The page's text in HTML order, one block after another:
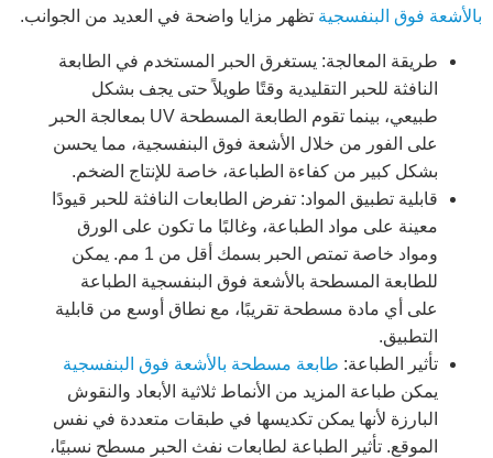
بالأشعة فوق البنفسجية تظهر مزايا واضحة في العديد من الجوانب.
طريقة المعالجة: يستغرق الحبر المستخدم في الطابعة
النافثة للحبر التقليدية وقتًا طويلاً حتى يجف بشكل
طبيعي، بينما تقوم الطابعة المسطحة UV بمعالجة الحبر
على الفور من خلال الأشعة فوق البنفسجية، مما يحسن
بشكل كبير من كفاءة الطباعة، خاصة للإنتاج الضخم.
قابلية تطبيق المواد: تفرض الطابعات النافثة للحبر قيودًا
معينة على مواد الطباعة، وغالبًا ما تكون على الورق
ومواد خاصة تمتص الحبر بسمك أقل من 1 مم. يمكن
للطابعة المسطحة بالأشعة فوق البنفسجية الطباعة
على أي مادة مسطحة تقريبًا، مع نطاق أوسع من قابلية
التطبيق.
تأثير الطباعة: طابعة مسطحة بالأشعة فوق البنفسجية
يمكن طباعة المزيد من الأنماط ثلاثية الأبعاد والنقوش
البارزة لأنها يمكن تكديسها في طبقات متعددة في نفس
الموقع. تأثير الطباعة لطابعات نفث الحبر مسطح نسبيًا،